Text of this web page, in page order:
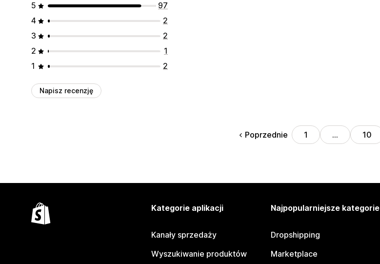
5
97
4
2
3
2
2
1
1
2
Napisz recenzję
Poprzednie 1 … 10
Kategorie aplikacji
Kanały sprzedaży
Wyszukiwanie produktów
Najpopularniejsze kategorie
Dropshipping
Marketplace